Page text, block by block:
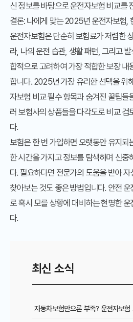
신 정보를 바탕으로 운전자보험 비교를
결론: 나에게 맞는 2025년 운전자보험,
운전자보험은 단순히 보험료가 저렴한
라, 나의 운전 습관, 생활 패턴, 그리고
합적으로 고려하여 가장 적합한 보장 내
합니다. 2025년 가장 유리한 선택을 위
자보험 비교 필수 항목과 숨겨진 꿀팁들
러 보험사의 상품들을 다각도로 비교 검
다.
보험은 한 번 가입하면 오랫동안 유지되
한 시간을 가지고 정보를 탐색하며 신중
다. 필요하다면 전문가의 도움을 받아
찾아보는 것도 좋은 방법입니다. 안전
로 혹시 모를 상황에 대비하는 현명한
다.
최신 소식